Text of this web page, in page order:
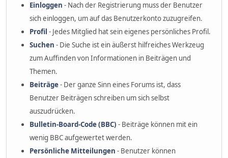
Einloggen - Nach der Registrierung muss der Benutzer
sich einloggen, um auf das Benutzerkonto zuzugreifen.
Profil - Jedes Mitglied hat sein eigenes persönliches Profil.
Suchen - Die Suche ist ein äußerst hilfreiches Werkzeug
zum Auffinden von Informationen in Beiträgen und
Themen.
Beiträge- Der ganze Sinn eines Forums ist, dass
Benutzer Beiträgen schreiben um sich selbst
auszudrücken.
Bulletin-Board-Code (BBC) - Beiträge können mit ein
wenig BBC aufgewertet werden.
Persönliche Mitteilungen - Benutzer können